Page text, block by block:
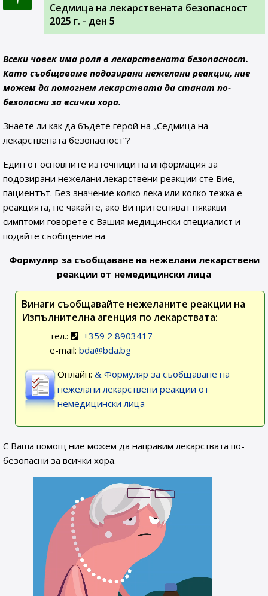
Седмица на лекарствената безопасност
2025 г. - ден 5
Всеки човек има роля в лекарствената безопасност.
Като съобщаваме подозирани нежелани реакции, ние
можем да помогнем лекарствата да станат по-
безопасни за всички хора.
Знаете ли как да бъдете герой на „Седмица на
лекарствената безопасност“?
Един от основните източници на информация за
подозирани нежелани лекарствени реакции сте Вие,
пациентът. Без значение колко лека или колко тежка е
реакцията, не чакайте, ако Ви притесняват някакви
симптоми говорете с Вашия медицински специалист и
подайте съобщение на
Формуляр за съобщаване на нежелани лекарствени
реакции от немедицински лица
Винаги съобщавайте нежеланите реакции на
Изпълнителна агенция по лекарствата:
тел.:
+359 2 8903417
e-mail: bda@bda.bg
Онлайн:
Формуляр за съобщаване на
нежелани лекарствени реакции от
немедицински лица
С Ваша помощ ние можем да направим лекарствата по-
безопасни за всички хора.